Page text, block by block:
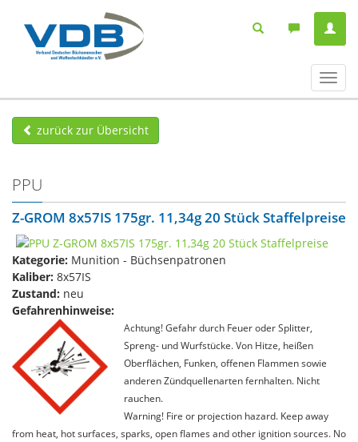
ein-/
zurück zur Übersicht
PPU
Z-GROM 8x57IS 175gr. 11,34g 20 Stück Staffelpreise
Kategorie: Munition - Büchsenpatronen
Kaliber: 8x57IS
Zustand: neu
Gefahrenhinweise:
Achtung! Gefahr durch Feuer oder Splitter,
Spreng- und Wurfstücke. Von Hitze, heißen
Oberflächen, Funken, offenen Flammen sowie
anderen Zündquellenarten fernhalten. Nicht
rauchen.
Warning! Fire or projection hazard. Keep away
from heat, hot surfaces, sparks, open flames and other ignition sources. No